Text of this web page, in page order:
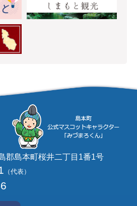
郡島本町桜井二丁目1番1号
（代表）